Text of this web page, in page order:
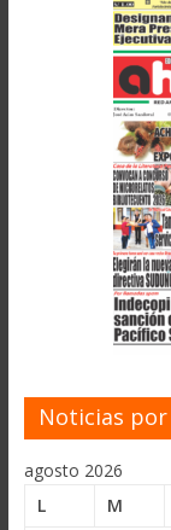
Noticias por
agosto 2026
L
M